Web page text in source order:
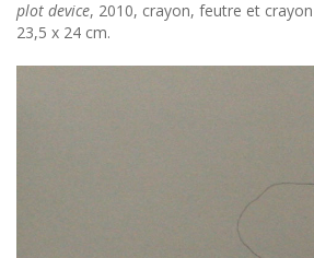
plot device, 2010, crayon, feutre et
23,5 x 24 cm.